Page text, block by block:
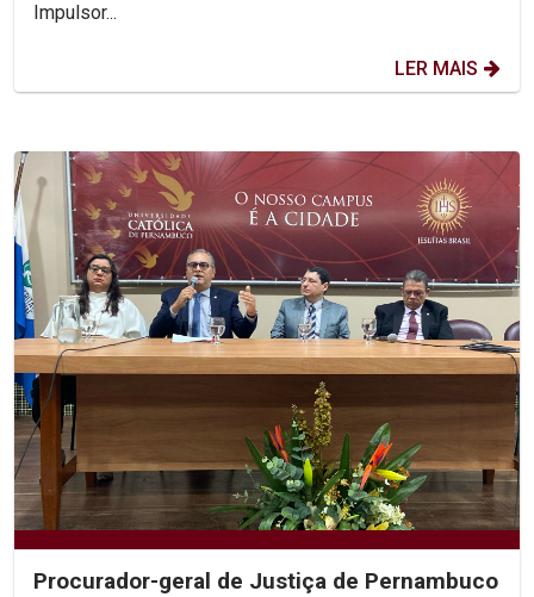
Impulsor...
LER MAIS
Procurador-geral de Justiça de Pernambuco